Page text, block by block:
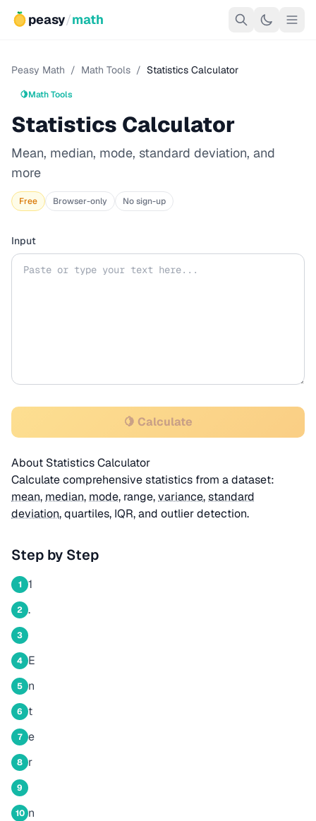
peasy/math
Peasy Math / Math Tools / Statistics Calculator
🍋Math Tools
Statistics Calculator
Mean, median, mode, standard deviation, and
more
Free Browser-only No sign-up
Input
🍋 Calculate
About Statistics Calculator
Calculate comprehensive statistics from a dataset:
mean, median, mode, range,variance,standard
deviation, quartiles, IQR, and outlier detection.
Step by Step
1 1
2 .
3
4 E
5 n
6 t
7 e
8 r
9
10 n